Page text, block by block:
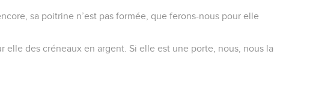
sa poitrine n’est pas formée, que ferons-nous pour elle
elle des créneaux en argent. Si elle est une porte, nous, nous la